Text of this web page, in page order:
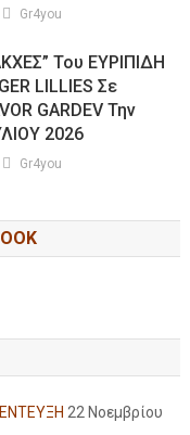
Gr4you
Του ΕΥΡΙΠΙΔΗ
LILLIES Σε
GARDEV Την
2026
Gr4you
22 Νοεμβρίου